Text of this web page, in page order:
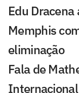
Edu
Memphis
eliminação
Fala de